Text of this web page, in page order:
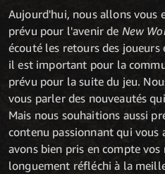
Aujourd'hui, nous allons vous
prévu pour l'avenir de New
écouté les retours des
il est important pour la
prévu pour la suite du jeu.
vous parler des nouveautés
Mais nous souhaitions aussi
contenu passionnant qui
avons bien pris en compte
longuement réfléchi à la